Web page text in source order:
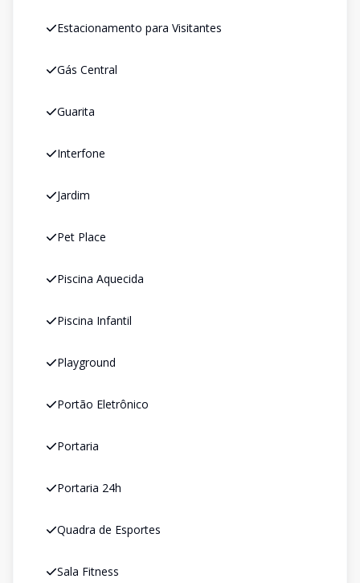
Estacionamento para Visitantes
Gás Central
Guarita
Interfone
Jardim
Pet Place
Piscina Aquecida
Piscina Infantil
Playground
Portão Eletrônico
Portaria
Portaria 24h
Quadra de Esportes
Sala Fitness